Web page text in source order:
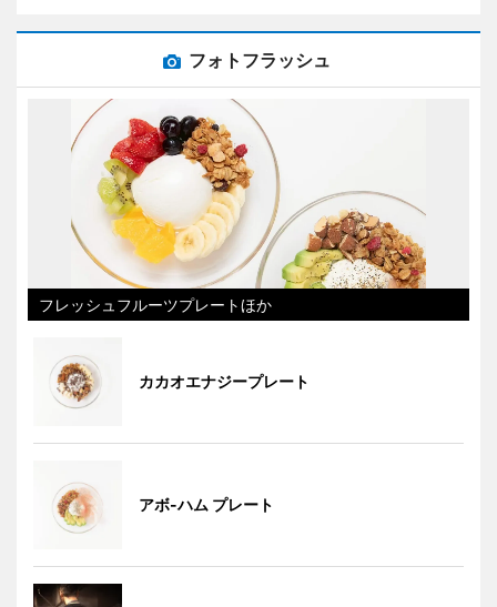
フォトフラッシュ
フレッシュフルーツプレートほか
カカオエナジープレート
アボ-ハム プレート